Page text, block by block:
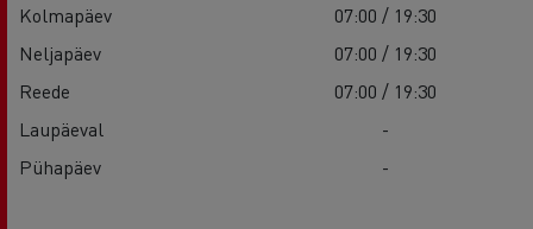
Kolmapäev
07:00 / 19:30
Neljapäev
07:00 / 19:30
Reede
07:00 / 19:30
Laupäeval
-
Pühapäev
-